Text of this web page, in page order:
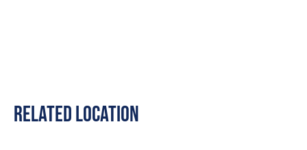
RELATED LOCATION